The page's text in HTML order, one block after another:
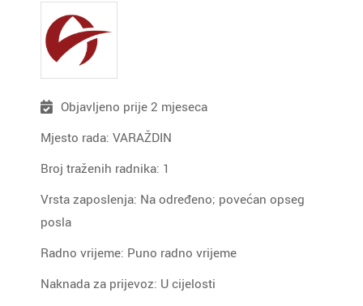
Objavljeno prije 2 mjeseca
Mjesto rada: VARAŽDIN
Broj traženih radnika: 1
Vrsta zaposlenja: Na određeno; povećan opseg
posla
Radno vrijeme: Puno radno vrijeme
Naknada za prijevoz: U cijelosti